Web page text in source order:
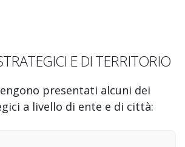
E DI TERRITORIO
presentati alcuni dei
a livello di ente e di città: